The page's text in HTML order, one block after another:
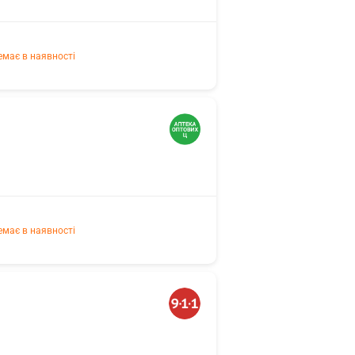
в наявності
в наявності